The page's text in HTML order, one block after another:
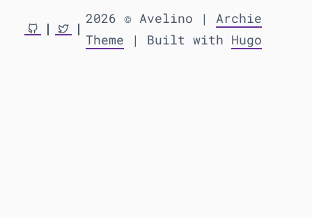
2026 © Avelino | Archie
Theme | Built with Hugo